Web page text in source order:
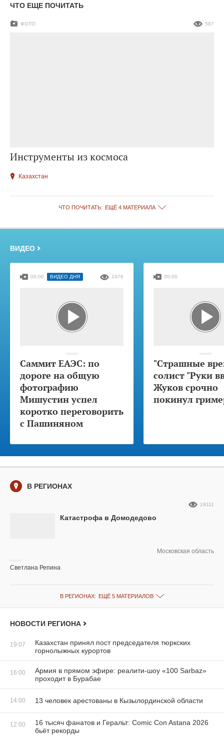
ЧТО ЕЩЕ ПОЧИТАТЬ
Инструменты из космоса
ФОТО 587
Казахстан
ЧТО ПОЧИТАТЬ: ЕЩЁ 4 МАТЕРИАЛА
ВИДЕО
Саммит ЕАЭС: по
дороге на общую
фотографию
Мишустин успел
коротко переговорить
с Пашиняном
00:00 ВИДЕО ДНЯ 1976
"Страшные
солист "Руки
Жуков срочно
покинул
00:00
В РЕГИОНАХ
Катастрофа в Домодедово
19111
Московская область
Светлана Репина
В РЕГИОНАХ: ЕЩЁ 5 МАТЕРИАЛОВ
НОВОСТИ РЕГИОНА
19:07
Казахстан принял пост председателя тюркских
горнолыжных курортов
16:00
Армия в прямом эфире: реалити-шоу «100 Sarbaz»
проходит в Бурабае
14:00 13 человек арестованы в Кызылординской области
12:00
16 тысяч фанатов и Геральт: Comic Con Astana 2026
бьёт рекорды